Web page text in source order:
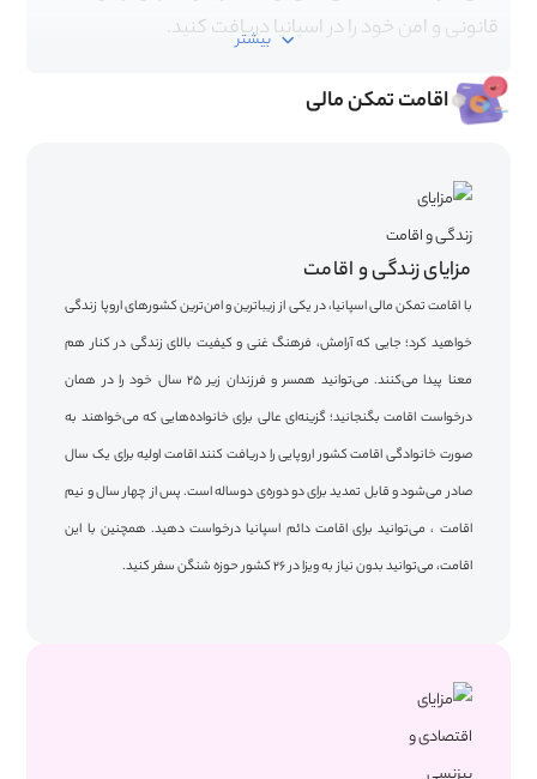
قانونی و امن خود را در اسپانیا دریافت کنید.
بیشتر
اقامت تمکن مالی
مزایای زندگی و اقامت
با اقامت تمکن مالی اسپانیا، در یکی از زیباترین و امن‌ترین کشورهای اروپا زندگی
خواهید کرد؛ جایی که آرامش، فرهنگ غنی و کیفیت بالای زندگی در کنار هم
معنا پیدا می‌کنند. می‌توانید همسر و فرزندان زیر ۲۵ سال خود را در همان
درخواست اقامت بگنجانید؛ گزینه‌ای عالی برای خانواده‌هایی که می‌خواهند به
صورت خانوادگی اقامت کشور اروپایی را دریافت کنند اقامت اولیه برای یک سال
صادر می‌شود و قابل تمدید برای دو دوره‌ی دو‌ساله است. پس از چهار سال و نیم
اقامت ، می‌توانید برای اقامت دائم اسپانیا درخواست دهید. همچنین با این
اقامت، می‌توانید بدون نیاز به ویزا در ۲۶ کشور حوزه شنگن سفر کنید.